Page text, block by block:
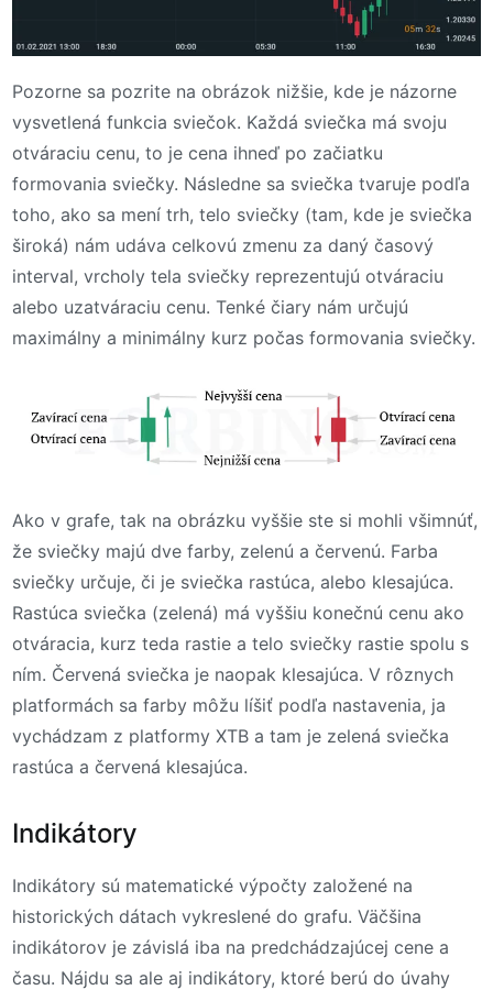
Pozorne sa pozrite na obrázok nižšie, kde je názorne
vysvetlená funkcia sviečok. Každá sviečka má svoju
otváraciu cenu, to je cena ihneď po začiatku
formovania sviečky. Následne sa sviečka tvaruje podľa
toho, ako sa mení trh, telo sviečky (tam, kde je sviečka
široká) nám udáva celkovú zmenu za daný časový
interval, vrcholy tela sviečky reprezentujú otváraciu
alebo uzatváraciu cenu. Tenké čiary nám určujú
maximálny a minimálny kurz počas formovania sviečky.
Ako v grafe, tak na obrázku vyššie ste si mohli všimnúť,
že sviečky majú dve farby, zelenú a červenú. Farba
sviečky určuje, či je sviečka rastúca, alebo klesajúca.
Rastúca sviečka (zelená) má vyššiu konečnú cenu ako
otváracia, kurz teda rastie a telo sviečky rastie spolu s
ním. Červená sviečka je naopak klesajúca. V rôznych
platformách sa farby môžu líšiť podľa nastavenia, ja
vychádzam z platformy XTB a tam je zelená sviečka
rastúca a červená klesajúca.
Indikátory
Indikátory sú matematické výpočty založené na
historických dátach vykreslené do grafu. Väčšina
indikátorov je závislá iba na predchádzajúcej cene a
času. Nájdu sa ale aj indikátory, ktoré berú do úvahy